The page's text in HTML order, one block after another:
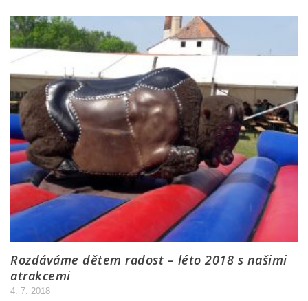
Rozdáváme dětem radost – léto 2018 s našimi
atrakcemi
4. 7. 2018